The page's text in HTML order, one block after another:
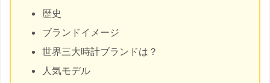
歴史
ブランドイメージ
世界三大時計ブランドは？
人気モデル